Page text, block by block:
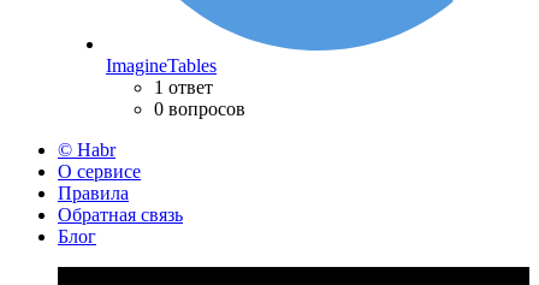
ImagineTables
1 ответ
0 вопросов
© Habr
О сервисе
Правила
Обратная связь
Блог